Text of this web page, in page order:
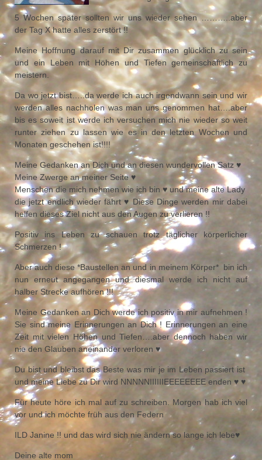
5 Wochen später sollten wir uns wieder sehen ………..aber
der Tag X hatte alles zerstört !!
Meine Hoffnung darauf mit Dir zusammen glücklich zu sein
und ein Leben mit Höhen und Tiefen gemeinschaftlich zu
meistern.
Da wo jetzt bist…..da werde ich auch irgendwann sein und wir
werden alles nachholen was man uns genommen hat….aber
bis es soweit ist werde ich versuchen mich nie wieder so weit
runter ziehen zu lassen wie es in den letzten Wochen und
Monaten geschehen ist!!!!
Meine Gedanken an Dich und an diesen wundervollen Satz ♥
Meine Zwerge an meiner Seite ♥
Menschen die mich nehmen wie ich bin ♥ und meine alte Lady
die jetzt endlich wieder fährt ♥ Diese Dinge werden mir dabei
helfen dieses Ziel nicht aus den Augen zu verlieren !!
Positiv ins Leben zu schauen trotz täglicher körperlicher
Schmerzen !
Aber auch diese *Baustellen an und in meinem Körper* bin ich
nun erneut angegangen und diesmal werde ich nicht auf
halber Strecke aufhören !!!
Meine Gedanken an Dich werde ich positiv in mir aufnehmen !
Sie sind meine Erinnerungen an Dich ! Erinnerungen an eine
Zeit mit vielen Höhen und Tiefen….aber dennoch haben wir
nie den Glauben aneinander verloren ♥
Du bist und bleibst das Beste was mir je im Leben passiert ist
und meine Liebe zu Dir wird NNNNNIIIIIIEEEEEEEE enden ♥ ♥
Für heute höre ich mal auf zu schreiben. Morgen hab ich viel
vor und ich möchte früh aus den Federn
ILD Janine !! und das wird sich nie ändern so lange ich lebe♥
Deine alte mom